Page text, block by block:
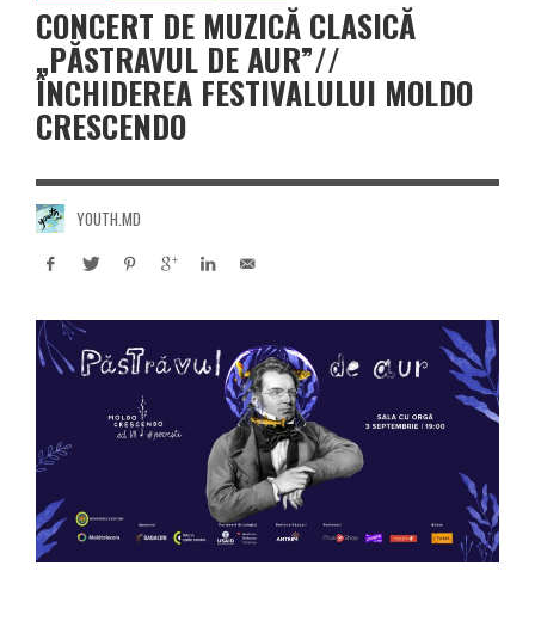
CONCERT DE MUZICĂ CLASICĂ
„PĂSTRAVUL DE AUR”//
ÎNCHIDEREA FESTIVALULUI MOLDO
CRESCENDO
YOUTH.MD